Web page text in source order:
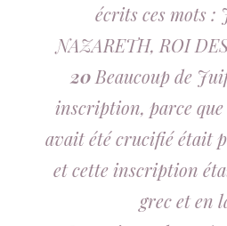
écrits ces mots :
NAZARETH, ROI
20Beaucoup de
inscription, parce que
avait été crucifié était
et cette inscription
grec et en